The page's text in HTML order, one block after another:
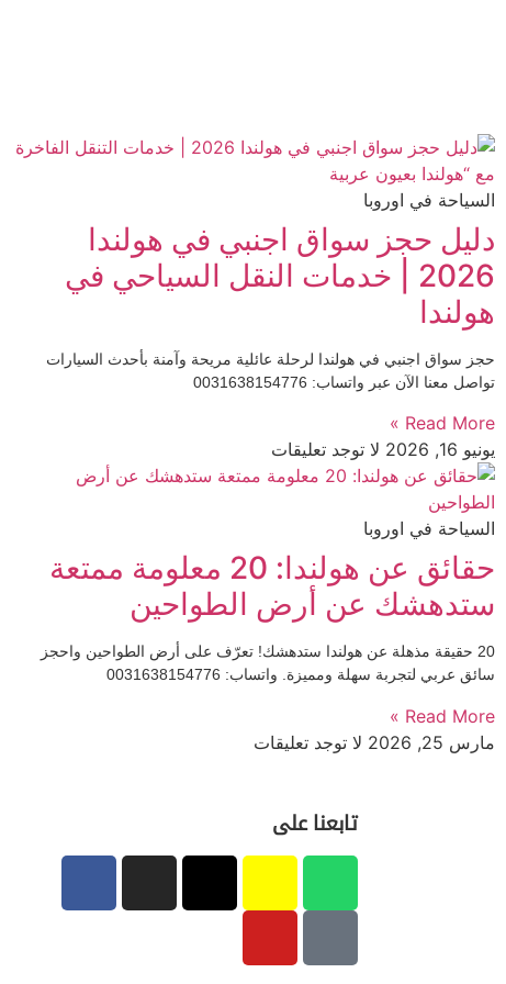
السياحة في اوروبا
دليل حجز سواق اجنبي في هولندا
2026 | خدمات النقل السياحي في
هولندا
حجز سواق اجنبي في هولندا لرحلة عائلية مريحة وآمنة بأحدث السيارات
تواصل معنا الآن عبر واتساب: 0031638154776
Read More »
يونيو 16, 2026
لا توجد تعليقات
السياحة في اوروبا
حقائق عن هولندا: 20 معلومة ممتعة
ستدهشك عن أرض الطواحين
20 حقيقة مذهلة عن هولندا ستدهشك! تعرّف على أرض الطواحين واحجز
سائق عربي لتجربة سهلة ومميزة. واتساب: 0031638154776
Read More »
مارس 25, 2026
لا توجد تعليقات
تابعنا على